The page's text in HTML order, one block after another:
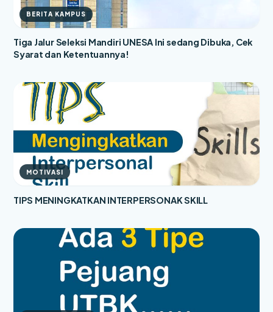
BERITA KAMPUS
Tiga Jalur Seleksi Mandiri UNESA Ini sedang Dibuka, Cek
Syarat dan Ketentuannya!
MOTIVASI
TIPS MENINGKATKAN INTERPERSONAK SKILL